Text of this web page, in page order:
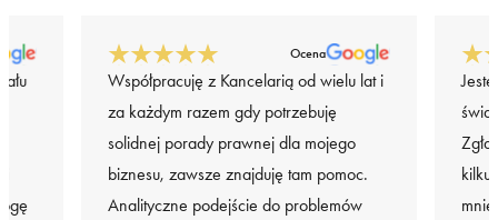
Ocena
Współpracuję z Kancelarią od wielu lat i
za każdym razem gdy potrzebuję
solidnej porady prawnej dla mojego
biznesu, zawsze znajduję tam pomoc.
Analityczne podejście do problemów
kilku